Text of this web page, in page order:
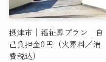
摂津市｜福祉葬プラン 自
己負担金0円（火葬料／消
費税込）